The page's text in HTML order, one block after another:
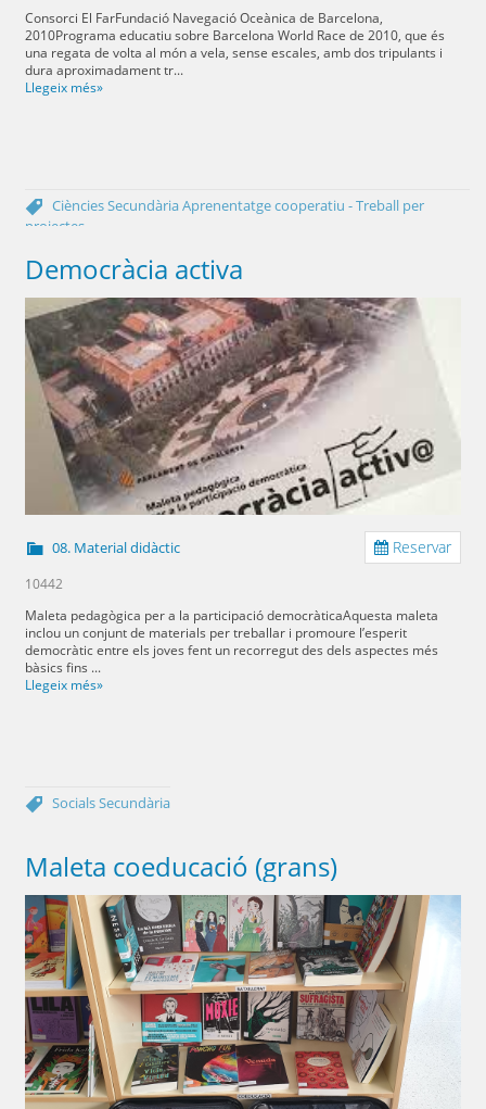
Consorci El FarFundació Navegació Oceànica de Barcelona,
2010Programa educatiu sobre Barcelona World Race de 2010, que és
una regata de volta al món a vela, sense escales, amb dos tripulants i
dura aproximadament tr...
Llegeix més»
CiènciesSecundàriaAprenentatge cooperatiu - Treball per
projectes
Democràcia activa
Reservar
08. Material didàctic
10442
Maleta pedagògica per a la participació democràticaAquesta maleta
inclou un conjunt de materials per treballar i promoure l’esperit
democràtic entre els joves fent un recorregut des dels aspectes més
bàsics fins ...
Llegeix més»
SocialsSecundària
Maleta coeducació (grans)